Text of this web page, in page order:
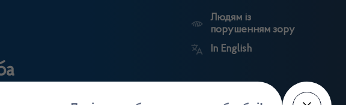
Людям із
порушенням зору
In English